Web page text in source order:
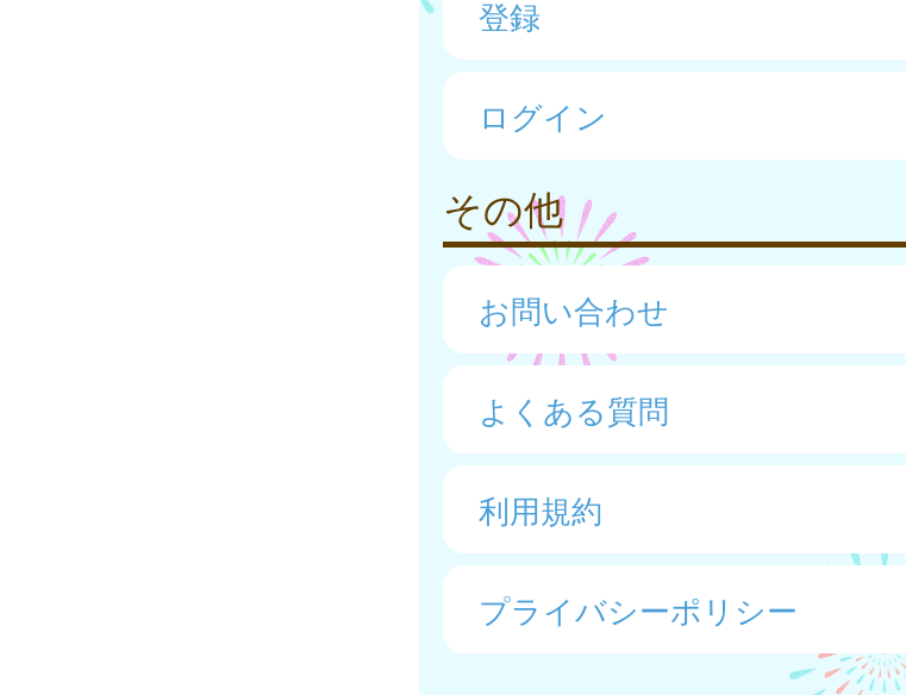
登録
ログイン
その他
お問い合わせ
よくある質問
利用規約
プライバシーポリシー